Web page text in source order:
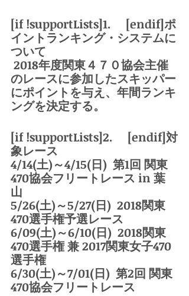
[if !supportLists]1.     [endif]ポ
イントランキング・システムに
ついて
のレースに参加したスキッパー
にポイントを与え、年間ランキ
ングを決定する。
[if !supportLists]2.     [endif]対
象レース
4/14(土)～4/15(日)  第1回 関東
470協会フリートレース in 葉
山
5/26(土)～5/27(日)  2018関東
470選手権予選レース
6/09(土)～6/10(日)  2018関東
470選手権 兼 2017関東女子470
選手権
6/30(土)～7/01(日)  第2回 関東
470協会フリートレース